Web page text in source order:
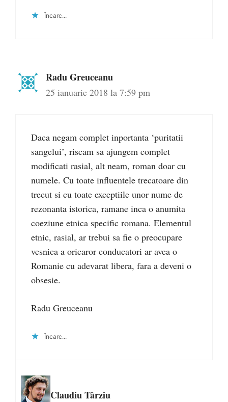
Încarc...
Radu Greuceanu
25 ianuarie 2018 la 7:59 pm
Daca negam complet inportanta ‘puritatii
sangelui’, riscam sa ajungem complet
modificati rasial, alt neam, roman doar cu
numele. Cu toate influentele trecatoare din
trecut si cu toate exceptiile unor nume de
rezonanta istorica, ramane inca o anumita
coeziune etnica specific romana. Elementul
etnic, rasial, ar trebui sa fie o preocupare
vesnica a oricaror conducatori ar avea o
Romanie cu adevarat libera, fara a deveni o
obsesie.
Radu Greuceanu
Încarc...
Claudiu Târziu